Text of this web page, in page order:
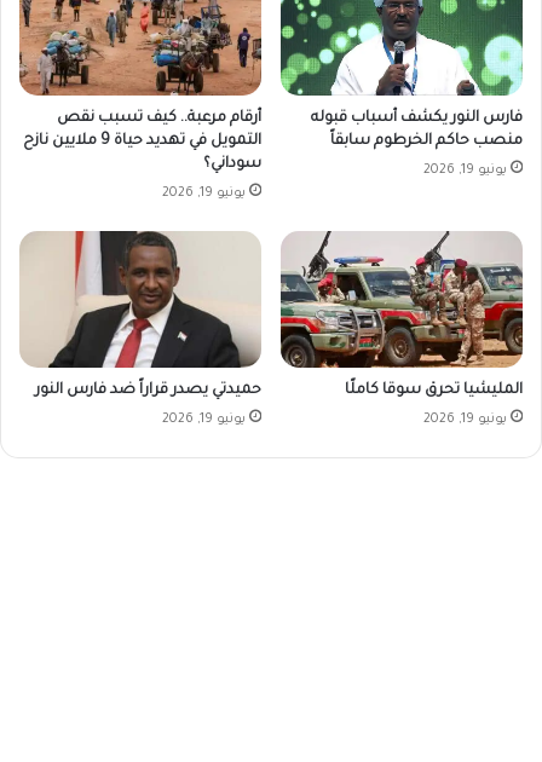
فارس النور يكشف أسباب قبوله
منصب حاكم الخرطوم سابقاً
يونيو 19, 2026
أرقام مرعبة.. كيف تسبب نقص
التمويل في تهديد حياة 9 ملايين نازح
سوداني؟
يونيو 19, 2026
المليشيا تحرق سوقا كاملًا
يونيو 19, 2026
حميدتي يصدر قراراً ضد فارس النور
يونيو 19, 2026